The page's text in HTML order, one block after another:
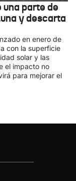
parte de
y descarta
en enero de
con la superficie
solar y las
el impacto no
para mejorar el